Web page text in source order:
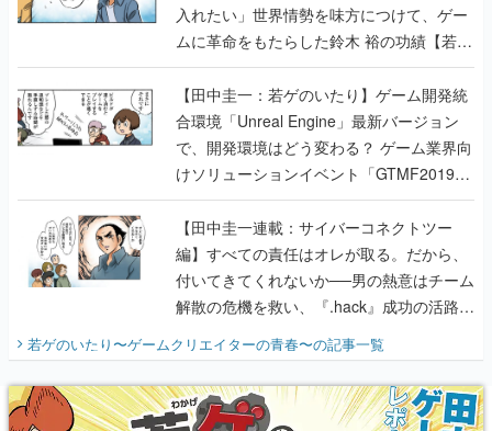
入れたい」世界情勢を味方につけて、ゲー
ムに革命をもたらした鈴木 裕の功績【若ゲ
のいたり】
【田中圭一：若ゲのいたり】ゲーム開発統
合環境「Unreal Engine」最新バージョン
で、開発環境はどう変わる？ ゲーム業界向
けソリューションイベント「GTMF2019」
に行って、より理解を深めよう【PR】
【田中圭一連載：サイバーコネクトツー
編】すべての責任はオレが取る。だから、
付いてきてくれないか──男の熱意はチーム
解散の危機を救い、『.hack』成功の活路を
『少年ジャンプ』色だった【若ゲのいた
り】
若ゲのいたり〜ゲームクリエイターの青春〜の記事一覧